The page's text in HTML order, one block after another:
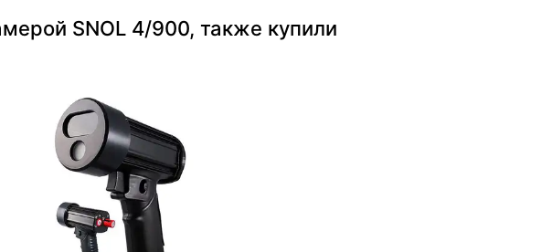
SNOL 4/900, также купили